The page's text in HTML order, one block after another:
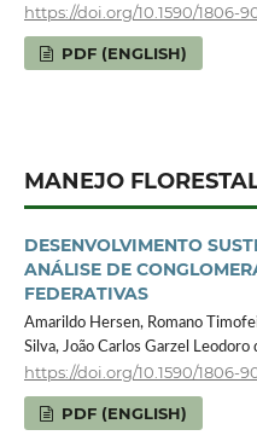
https://doi.org/10.1590/1806-
PDF (ENGLISH)
MANEJO
DESENVOLVIMENTO
ANÁLISE DE
FEDERATIVAS
Amarildo Hersen, Romano
Silva, João Carlos Garzel Leodoro
https://doi.org/10.1590/1806-
PDF (ENGLISH)